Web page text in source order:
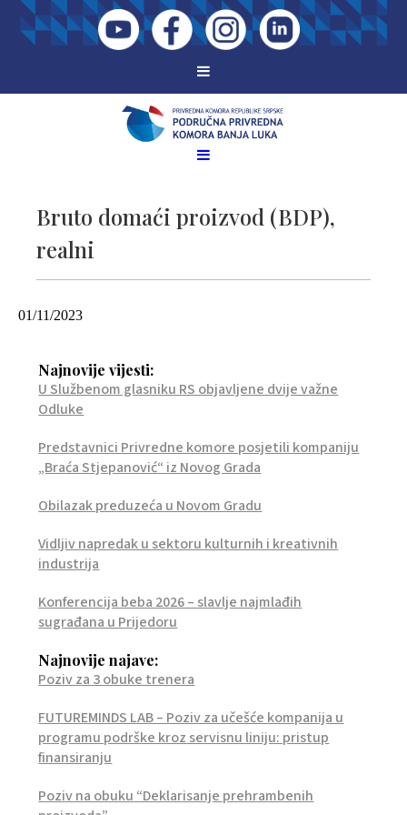
Bruto domaći proizvod (BDP),
realni
01/11/2023
Najnovije vijesti:
U Službenom glasniku RS objavljene dvije važne
Odluke
Predstavnici Privredne komore posjetili kompaniju
„Braća Stjepanović“ iz Novog Grada
Obilazak preduzeća u Novom Gradu
Vidljiv napredak u sektoru kulturnih i kreativnih
industrija
Konferencija beba 2026 – slavlje najmlađih
sugrađana u Prijedoru
Najnovije najave:
Poziv za 3 obuke trenera
FUTUREMINDS LAB – Poziv za učešće kompanija u
programu podrške kroz servisnu liniju: pristup
finansiranju
Poziv na obuku “Deklarisanje prehrambenih